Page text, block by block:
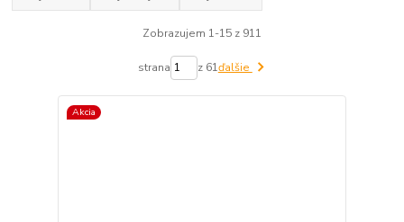
Zobrazujem 1-15 z 911
strana z 61ďalšie
Akcia